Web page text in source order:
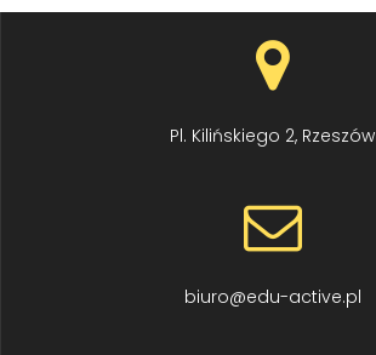
Pl. Kilińskiego 2, Rzeszów
biuro@edu-active.pl